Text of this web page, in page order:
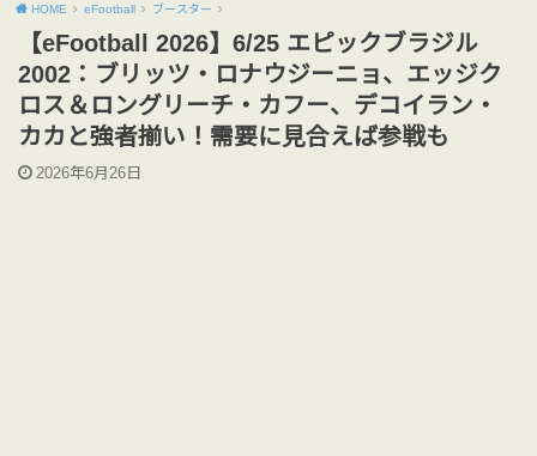
HOME eFootball ブースター
【eFootball 2026】6/25 エピックブラジル
2002：ブリッツ・ロナウジーニョ、エッジク
ロス＆ロングリーチ・カフー、デコイラン・
カカと強者揃い！需要に見合えば参戦も
2026年6月26日